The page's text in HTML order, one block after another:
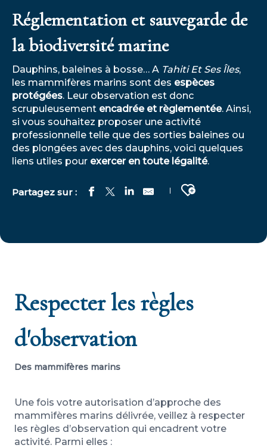
Réglementation et sauvegarde de
la biodiversité marine
Dauphins, baleines à bosse… A Tahiti Et Ses Îles,
les mammifères marins sont des espèces
protégées. Leur observation est donc
scrupuleusement encadrée et règlementée. Ainsi,
si vous souhaitez proposer une activité
professionnelle telle que des sorties baleines ou
des plongées avec des dauphins, voici quelques
liens utiles pour exercer en toute légalité.
Ajouter aux
Respecter les règles
d'observation
Des mammifères marins
Une fois votre autorisation d’approche des
mammifères marins délivrée, veillez à respecter
les règles d’observation qui encadrent votre
activité. Parmi elles :